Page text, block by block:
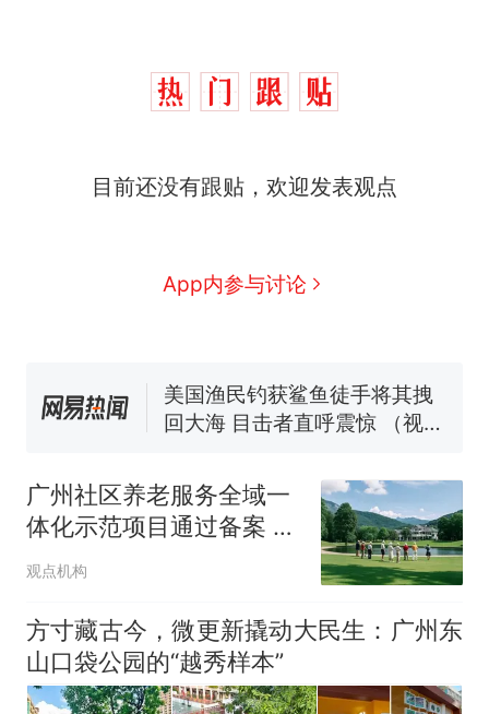
目前还没有跟贴，欢迎发表观点
App内参与讨论
热
那个在床头放菜刀的女孩，
么？
协会回应
男子上山采菌偶然发现鸡枞菌
来源：参考消息）
笔试第一被第二名传话劝弃考
官方通报
因老师一句“跟我回家”改写了
人生
广州社区养老服务全域一
体化示范项目通过备案 总
投资超5亿元
观点机构
方寸藏古今，微更新撬动大民生：广州东
山口袋公园的“越秀样本”